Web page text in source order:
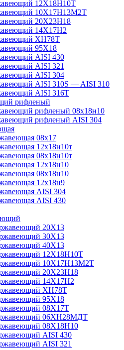
12Х18Н10Т
10Х17Н13М2T
20Х23Н18
14Х17Н2
ХН78Т
95Х18
AISI 430
AISI 321
AISI 304
AISI 310S — AISI 310
AISI 316T
рифленый
рифленый 08х18н10
рифленый AISI 304
08х17
12х18н10т
08х18н10т
12х18н10
08х18н10
12х18н9
AISI 304
AISI 430
20Х13
30Х13
40Х13
12Х18Н10Т
10Х17Н13М2T
20Х23Н18
14Х17Н2
ХН78Т
95Х18
08Х17Т
06ХН28МДТ
08Х18Н10
AISI 430
AISI 321